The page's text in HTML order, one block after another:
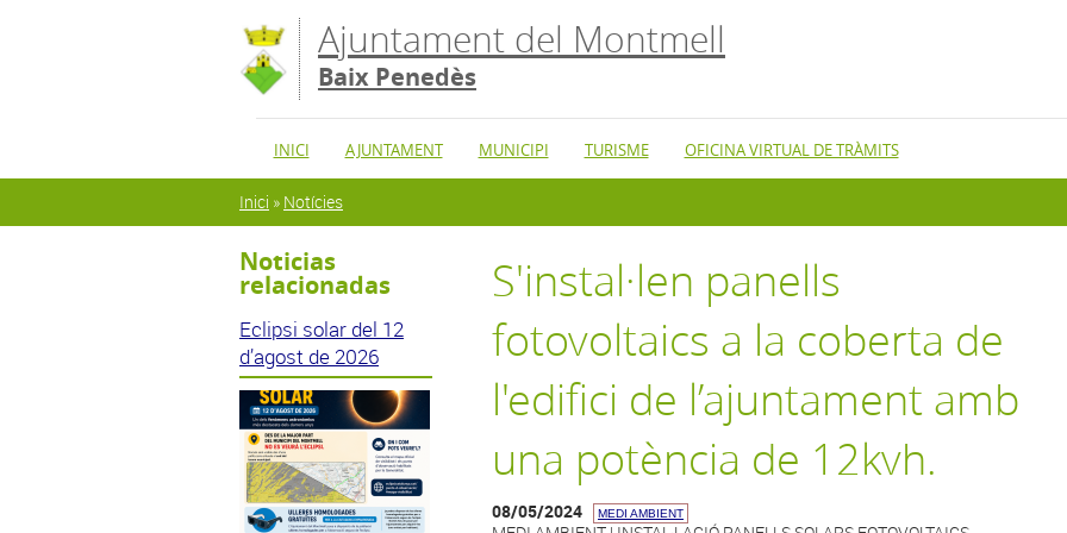
Ajuntament del Montmell
Baix Penedès
INICI AJUNTAMENT MUNICIPI TURISME OFICINA VIRTUAL DE TRÀMITS
Inici » Notícies
Noticias
relacionadas
Eclipsi solar del 12
d’agost de 2026
S'instal·len panells
fotovoltaics a la coberta de
l'edifici de l’ajuntament amb
una potència de 12kvh.
08/05/2024 MEDI AMBIENT